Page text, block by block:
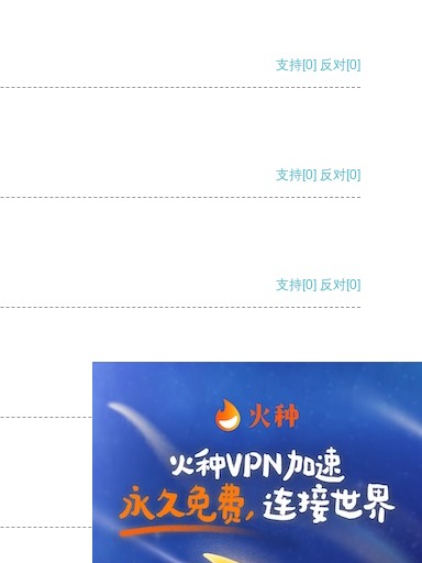
支持[0] 反对[0]
支持[0] 反对[0]
支持[0] 反对[0]
支持 [0] 反对[0]